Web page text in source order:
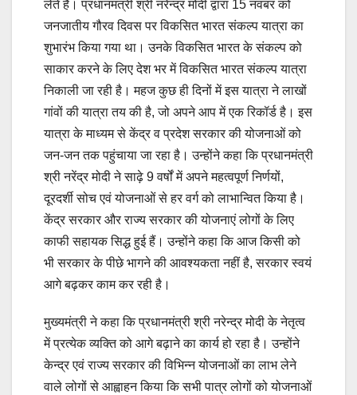
लेते हैं। प्रधानमंत्री श्री नरेन्द्र मोदी द्वारा 15 नवंबर को
जनजातीय गौरव दिवस पर विकसित भारत संकल्प यात्रा का
शुभारंभ किया गया था। उनके विकसित भारत के संकल्प को
साकार करने के लिए देश भर में विकसित भारत संकल्प यात्रा
निकाली जा रही है। महज कुछ ही दिनों में इस यात्रा ने लाखों
गांवों की यात्रा तय की है, जो अपने आप में एक रिकॉर्ड है। इस
यात्रा के माध्यम से केंद्र व प्रदेश सरकार की योजनाओं को
जन-जन तक पहुंचाया जा रहा है। उन्होंने कहा कि प्रधानमंत्री
श्री नरेंद्र मोदी ने साढ़े 9 वर्षों में अपने महत्वपूर्ण निर्णयों,
दूरदर्शी सोच एवं योजनाओं से हर वर्ग को लाभान्वित किया है।
केंद्र सरकार और राज्य सरकार की योजनाएं लोगों के लिए
काफी सहायक सिद्ध हुई हैं। उन्होंने कहा कि आज किसी को
भी सरकार के पीछे भागने की आवश्यकता नहीं है, सरकार स्वयं
आगे बढ़कर काम कर रही है।
मुख्यमंत्री ने कहा कि प्रधानमंत्री श्री नरेन्द्र मोदी के नेतृत्व
में प्रत्येक व्यक्ति को आगे बढ़ाने का कार्य हो रहा है। उन्होंने
केन्द्र एवं राज्य सरकार की विभिन्न योजनाओं का लाभ लेने
वाले लोगों से आह्वाहन किया कि सभी पात्र लोगों को योजनाओं